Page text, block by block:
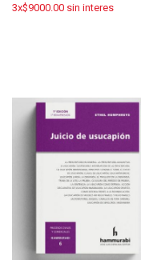
3x$9000.00 sin interes